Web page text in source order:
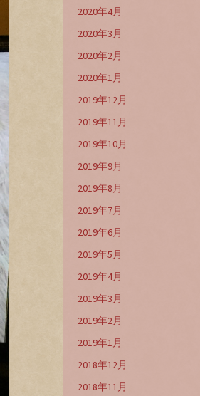
2020年4月
2020年3月
2020年2月
2020年1月
2019年12月
2019年11月
2019年10月
2019年9月
2019年8月
2019年7月
2019年6月
2019年5月
2019年4月
2019年3月
2019年2月
2019年1月
2018年12月
2018年11月